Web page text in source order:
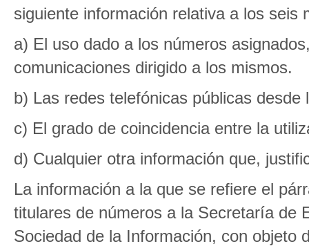
siguiente información relativa a los seis
a) El uso dado a los números
comunicaciones dirigido a los mismos.
b) Las redes telefónicas públicas
c) El grado de coincidencia entre la
d) Cualquier otra información que,
La información a la que se refiere el
titulares de números a la Secretaría de
Sociedad de la Información, con objeto